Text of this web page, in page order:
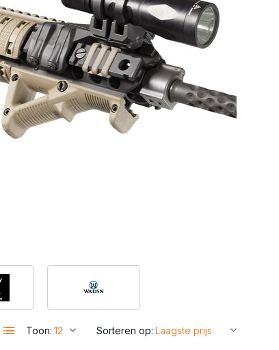
Toon: Sorteren op: